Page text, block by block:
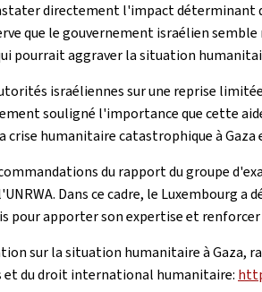
directement l'impact
que le gouvernement israélien
pourrait aggraver la situation
israéliennes sur une reprise
souligné l'importance que cette
humanitaire catastrophique à Gaza
du rapport du groupe
Dans ce cadre, le Luxembourg
apporter son expertise et renforcer
sur la situation humanitaire à
et du droit international humanitaire: